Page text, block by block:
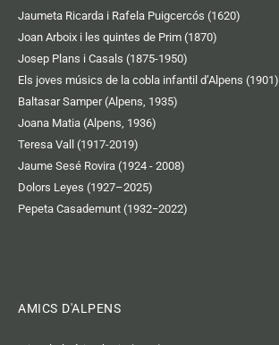
Jaumeta Ricarda i Rafela Puigcercós (1620)
Joan Arboix i les quintes de Prim (1870)
Josep Plans i Casals (1875-1950)
Els joves músics de la cobla infantil d’Alpens (1901)
Baltasar Samper (Alpens, 1935)
Joana Matia (Alpens, 1936)
Teresa Vall (1917-2019)
Jaume Sesé Rovira (1924 - 2008)
Dolors Leyes (1927–2025)
Pepeta Casademunt (1932−2022)
AMICS D'ALPENS